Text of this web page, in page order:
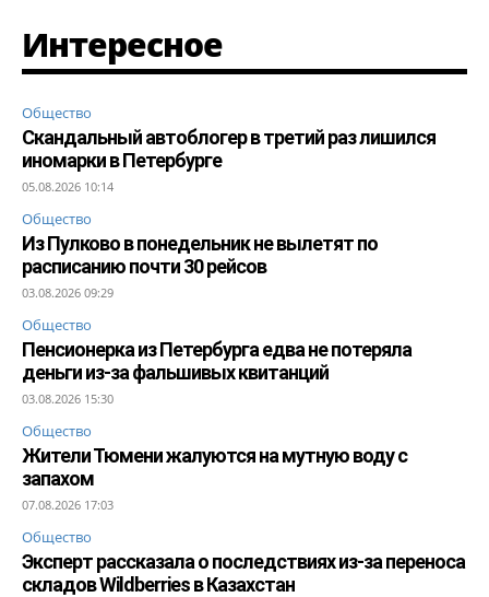
Интересное
Общество
Скандальный автоблогер в третий раз лишился
иномарки в Петербурге
05.08.2026 10:14
Общество
Из Пулково в понедельник не вылетят по
расписанию почти 30 рейсов
03.08.2026 09:29
Общество
Пенсионерка из Петербурга едва не потеряла
деньги из-за фальшивых квитанций
03.08.2026 15:30
Общество
Жители Тюмени жалуются на мутную воду с
запахом
07.08.2026 17:03
Общество
Эксперт рассказала о последствиях из-за переноса
складов Wildberries в Казахстан